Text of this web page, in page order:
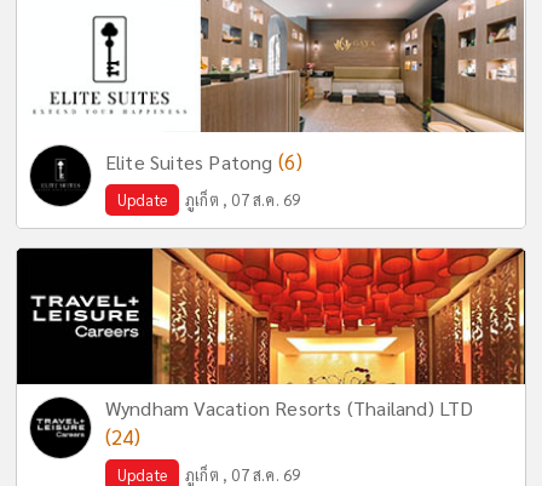
Elite Suites Patong (6)
Update ภูเก็ต , 07 ส.ค. 69
Wyndham Vacation Resorts (Thailand) LTD
(24)
Update ภูเก็ต , 07 ส.ค. 69